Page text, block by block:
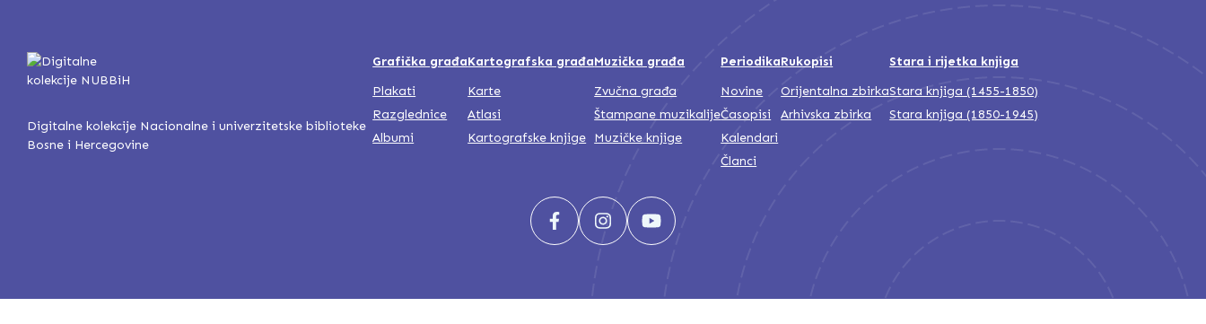
Digitalne kolekcije Nacionalne i univerzitetske biblioteke
Bosne i Hercegovine
Grafička građa
Plakati
Razglednice
Albumi
Kartografska građa
Karte
Atlasi
Kartografske knjige
Muzička građa
Zvučna građa
Štampane muzikalije
Muzičke knjige
Periodika
Novine
Časopisi
Kalendari
Članci
Rukopisi
Orijentalna zbirka
Arhivska zbirka
Stara i rijetka knjiga
Stara knjiga (1455-1850)
Stara knjiga (1850-1945)